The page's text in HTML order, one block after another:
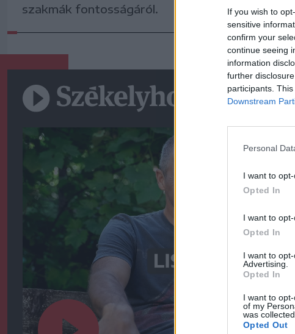
If you wish to
sensitive
confirm your
continue seeing
information
further
participants.
Downstream
Personal
I want to
Opted In
I want to
Opted In
I want to
Advertising.
Opted In
I want to
of my
was collected.
Opted Out
szakmák fontosságáról.